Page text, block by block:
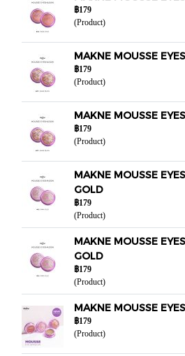
฿179
(Product)
MAKNE MOUSSE
฿179
(Product)
MAKNE MOUSSE
฿179
(Product)
MAKNE MOUSSE
GOLD
฿179
(Product)
MAKNE MOUSSE
GOLD
฿179
(Product)
MAKNE MOUSSE
฿179
(Product)